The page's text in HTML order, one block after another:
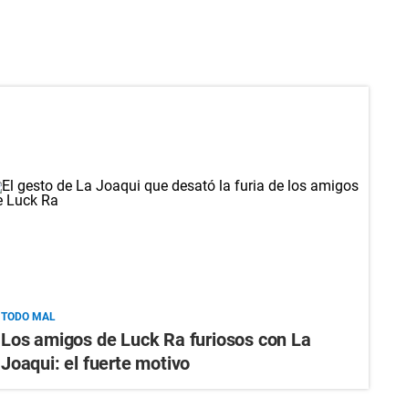
TODO MAL
Los amigos de Luck Ra furiosos con La
Joaqui: el fuerte motivo